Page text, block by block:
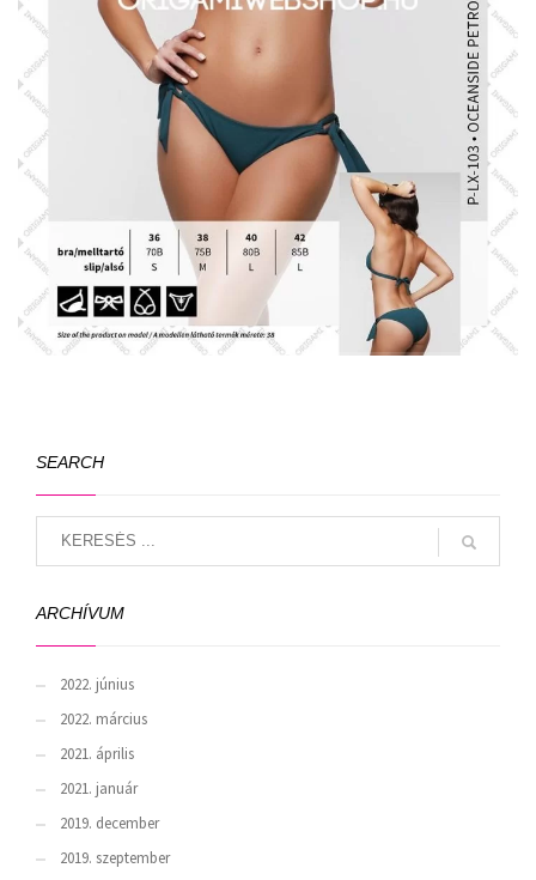
SEARCH
ARCHÍVUM
2022. június
2022. március
2021. április
2021. január
2019. december
2019. szeptember